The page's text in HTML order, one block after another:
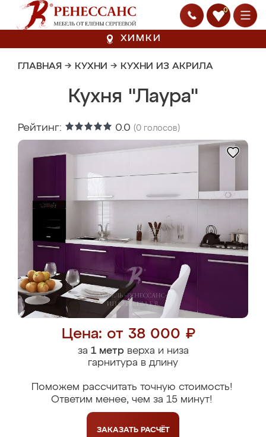
0
ХИМКИ
ГЛАВНАЯ → КУХНИ → КУХНИ ИЗ АКРИЛА
Кухня "Лаура"
Рейтинг: 0.0 (0 голосов)
Цена: от 38 000 ₽
за 1 метрверха и низа
гарнитура в длину
Поможем рассчитать точную стоимость!
Ответим менее, чем за 15 минут!
ЗАКАЗАТЬ РАСЧЁТ